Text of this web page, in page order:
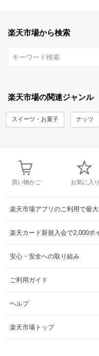
楽天市場から検索
楽天市場の関連ジャンル
スイーツ・お菓子 ナッツ
買い物かご お気に入り
楽天市場アプリのご利用で最大
楽天カード新規入会で2,000ポ
安心・安全への取り組み
ご利用ガイド
ヘルプ
楽天市場トップ